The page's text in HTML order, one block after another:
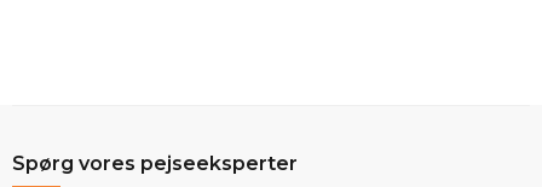
Spørg vores pejseeksperter